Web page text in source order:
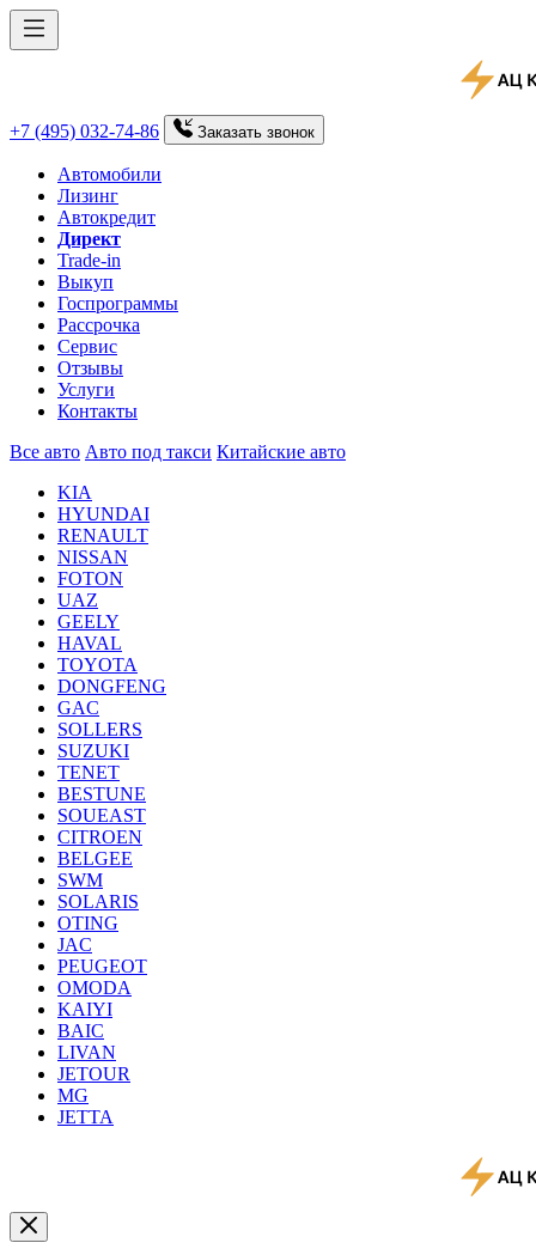
+7 (495) 032-74-86 Заказать звонок
Автомобили
Лизинг
Автокредит
Директ
Trade-in
Выкуп
Госпрограммы
Рассрочка
Сервис
Отзывы
Услуги
Контакты
Все авто Авто под такси Китайские авто
KIA
HYUNDAI
RENAULT
NISSAN
FOTON
UAZ
GEELY
HAVAL
TOYOTA
DONGFENG
GAC
SOLLERS
SUZUKI
TENET
BESTUNE
SOUEAST
CITROEN
BELGEE
SWM
SOLARIS
OTING
JAC
PEUGEOT
OMODA
KAIYI
BAIC
LIVAN
JETOUR
MG
JETTA